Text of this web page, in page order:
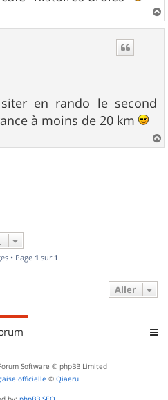
a
en rando le second
à moins de 20 km
a
• Page 1 sur 1
Aller
Software © phpBB Limited
officielle © Qiaeru